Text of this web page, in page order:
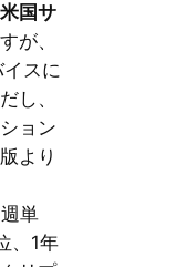
国サ
が、
スに
し、
ョン
より
単
、1年